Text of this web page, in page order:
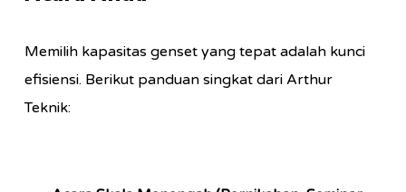
Memilih kapasitas genset yang tepat adalah kunci
efisiensi. Berikut panduan singkat dari Arthur
Teknik: